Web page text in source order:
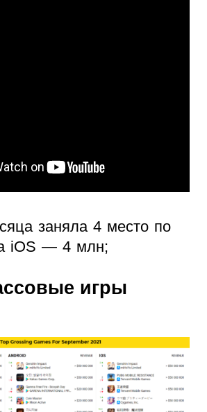
заняла 4 место по
iOS — 4 млн;
игры